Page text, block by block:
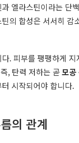
엘라스틴이라는 단
의 합성은 서서히
. 피부를 팽팽하게
, 탄력 저하는 곧모공
시작되어야 합니다.
의 관계